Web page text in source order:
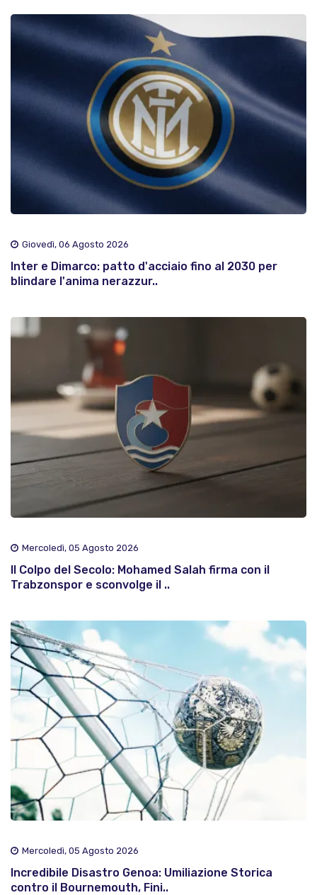
Giovedì, 06 Agosto 2026
Inter e Dimarco: patto d'acciaio fino al 2030 per
blindare l'anima nerazzur..
Mercoledì, 05 Agosto 2026
Il Colpo del Secolo: Mohamed Salah firma con il
Trabzonspor e sconvolge il ..
Mercoledì, 05 Agosto 2026
Incredibile Disastro Genoa: Umiliazione Storica
contro il Bournemouth, Fini..